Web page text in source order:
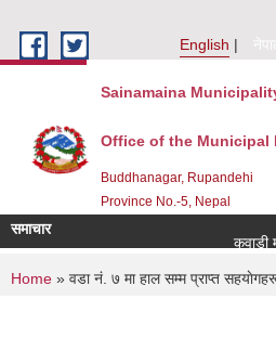
English
Sainamaina
Office of the Municipal
Buddhanagar, Rupandehi
Province No.-5, Nepal
समाचार
कवाडी
You are here
Home » वडा नं. ७ मा हाल सम्म प्राप्त